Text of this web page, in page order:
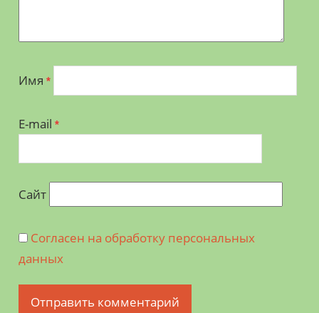
Имя *
E-mail *
Сайт
Согласен на обработку персональных
данных